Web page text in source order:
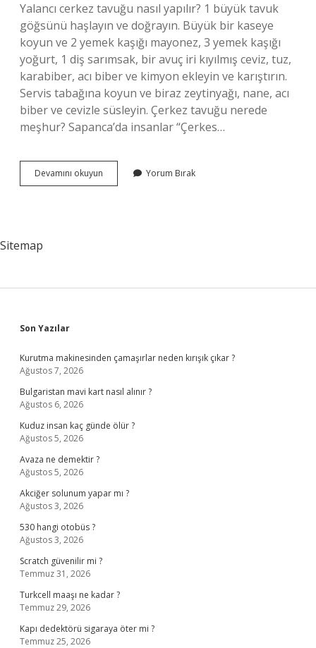
Yalancı cerkez tavuğu nasıl yapılır? 1 büyük tavuk
göğsünü haşlayın ve doğrayın. Büyük bir kaseye
koyun ve 2 yemek kaşığı mayonez, 3 yemek kaşığı
yoğurt, 1 diş sarımsak, bir avuç iri kıyılmış ceviz, tuz,
karabiber, acı biber ve kimyon ekleyin ve karıştırın.
Servis tabağına koyun ve biraz zeytinyağı, nane, acı
biber ve cevizle süsleyin. Çerkez tavuğu nerede
meşhur? Sapanca’da insanlar “Çerkes…
Devamını okuyun
Tavuğu
Yorum Bırak
Sitemap
Sidebar
Son Yazılar
Kurutma makinesinden çamaşırlar neden kırışık çıkar ?
Ağustos 7, 2026
Bulgaristan mavi kart nasıl alınır ?
Ağustos 6, 2026
Kuduz insan kaç günde ölür ?
Ağustos 5, 2026
Avaza ne demektir ?
Ağustos 5, 2026
Akciğer solunum yapar mı ?
Ağustos 3, 2026
530 hangi otobüs ?
Ağustos 3, 2026
Scratch güvenilir mi ?
Temmuz 31, 2026
Turkcell maaşı ne kadar ?
Temmuz 29, 2026
Kapı dedektörü sigaraya öter mi ?
Temmuz 25, 2026